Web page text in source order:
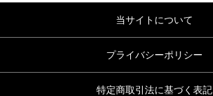
当サイトについて
プライバシーポリシー
特定商取引法に基づく表記